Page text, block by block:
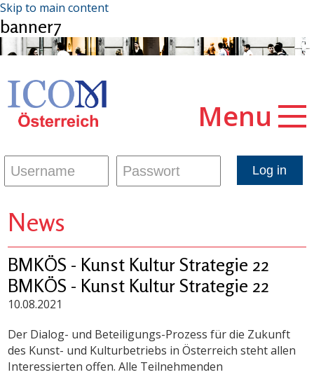
Skip to main content
banner7
Menu
News
BMKÖS - Kunst Kultur Strategie 22
BMKÖS - Kunst Kultur Strategie 22
10.08.2021
Der Dialog- und Beteiligungs-Prozess für die Zukunft
des Kunst- und Kulturbetriebs in Österreich steht allen
Interessierten offen. Alle Teilnehmenden